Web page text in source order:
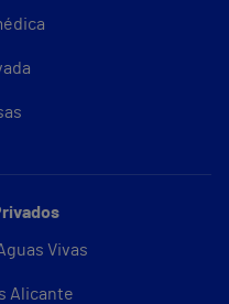
Vivas
Alicante